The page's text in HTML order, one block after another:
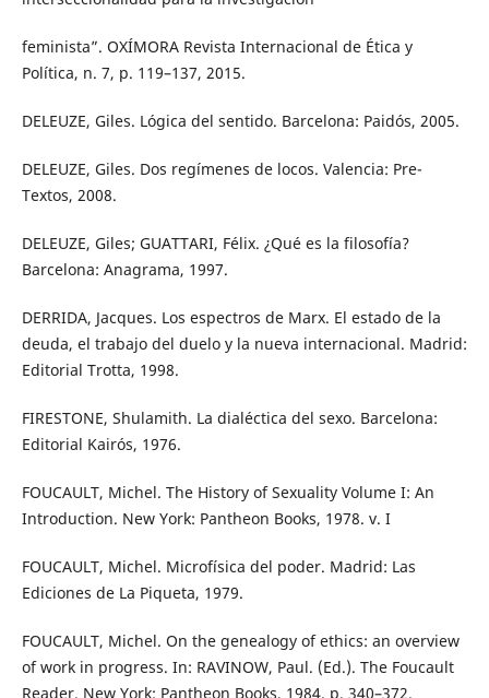
feminista”. OXÍMORA Revista Internacional de Ética y
Política, n. 7, p. 119–137, 2015.
DELEUZE, Giles. Lógica del sentido. Barcelona: Paidós, 2005.
DELEUZE, Giles. Dos regímenes de locos. Valencia: Pre-
Textos, 2008.
DELEUZE, Giles; GUATTARI, Félix. ¿Qué es la filosofía?
Barcelona: Anagrama, 1997.
DERRIDA, Jacques. Los espectros de Marx. El estado de la
deuda, el trabajo del duelo y la nueva internacional. Madrid:
Editorial Trotta, 1998.
FIRESTONE, Shulamith. La dialéctica del sexo. Barcelona:
Editorial Kairós, 1976.
FOUCAULT, Michel. The History of Sexuality Volume I: An
Introduction. New York: Pantheon Books, 1978. v. I
FOUCAULT, Michel. Microfísica del poder. Madrid: Las
Ediciones de La Piqueta, 1979.
FOUCAULT, Michel. On the genealogy of ethics: an overview
of work in progress. In: RAVINOW, Paul. (Ed.). The Foucault
Reader. New York: Pantheon Books, 1984. p. 340–372.